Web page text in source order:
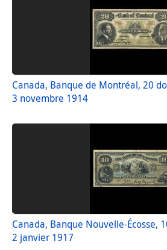
Canada, Banque de Montréal, 20
3 novembre 1914
Canada, Banque Nouvelle-Écosse,
2 janvier 1917